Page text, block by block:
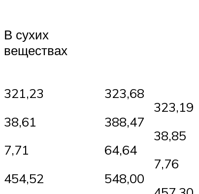
В сухих
веществах
321,23
38,61
7,71
454,52
323,68
388,47
64,64
548,00
323,19
38,85
7,76